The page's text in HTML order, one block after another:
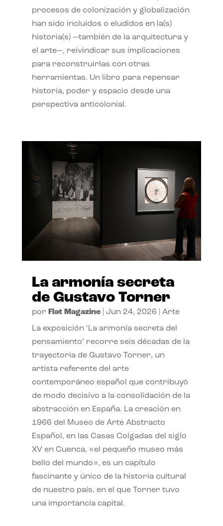
procesos de colonización y globalización
han sido incluidos o eludidos en la(s)
historia(s) —también de la arquitectura y
el arte—, reivindicar sus implicaciones
para reconstruirlas con otras
herramientas. Un libro para repensar
historia, poder y espacio desde una
perspectiva anticolonial.
La armonía secreta
de Gustavo Torner
por Flat Magazine| Jun 24, 2026 Arte
La exposición ‘La armonía secreta del
pensamiento’ recorre seis décadas de la
trayectoria de Gustavo Torner, un
artista referente del arte
contemporáneo español que contribuyó
de modo decisivo a la consolidación de la
abstracción en España. La creación en
1966 del Museo de Arte Abstracto
Español, en las Casas Colgadas del siglo
XV en Cuenca, «el pequeño museo más
bello del mundo», es un capítulo
fascinante y único de la historia cultural
de nuestro país, en el que Torner tuvo
una importancia capital.